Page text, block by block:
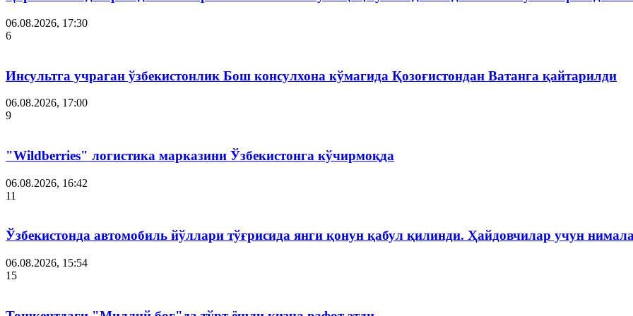
06.08.2026, 17:30
6
Инсультга учраган ўзбекистонлик Бош консулхона кўмагида Қозоғистондан Ватанга қайтарилди
06.08.2026, 17:00
9
"Wildberries" логистика марказини Ўзбекистонга кўчирмоқда
06.08.2026, 16:42
11
Ўзбекистонда автомобиль йўллари тўғрисида янги қонун қабул қилинди. Ҳайдовчилар учун
06.08.2026, 15:54
15